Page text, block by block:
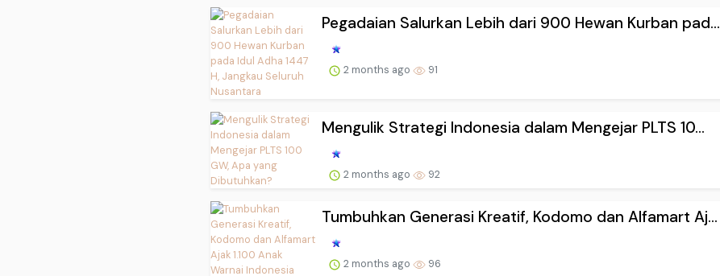
Pegadaian Salurkan Lebih dari 900 Hewan Kurban pad...
2 months ago 91
Mengulik Strategi Indonesia dalam Mengejar PLTS 10...
2 months ago 92
Tumbuhkan Generasi Kreatif, Kodomo dan Alfamart Aj...
2 months ago 96